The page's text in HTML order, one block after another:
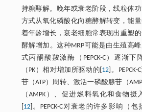
持糖酵解。晚年或衰老阶段，线粒体
方式从氧化磷酸化向糖酵解转变，能
着年龄增长，衰老细胞常表现出重塑
酵解增加。这种MRP可能是由生殖高
式丙酮酸羧激酶（PEPCK-C）逐渐
（PK）相对增加所驱动的[ 12 ]。
苷（ATP）周转、激活一磷酸腺苷（
（AMPK）、促进燃料氧化和食物摄
12]。PEPCK-C对衰老的许多影响（